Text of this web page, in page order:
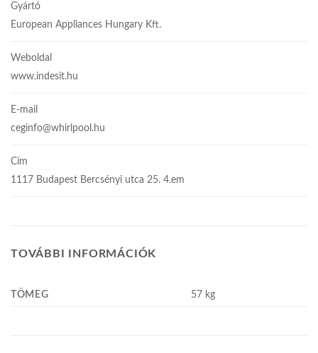
Gyártó
European Appliances Hungary Kft.
Weboldal
www.indesit.hu
E-mail
ceginfo@whirlpool.hu
Cím
1117 Budapest Bercsényi utca 25. 4.em
TOVÁBBI INFORMÁCIÓK
TÖMEG 57 kg